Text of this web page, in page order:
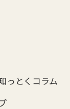
っとくコラム